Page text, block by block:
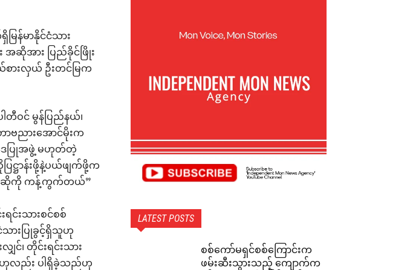
ြန်မာနိုင်ငံသား
ဆိုအား ပြည်ခိုင်ဖြိုး
ားလှယ် ဦးတင်မြက
ဝင် မွန်ပြည်နယ်၊
ဗညားအောင်မိုးက
ေပြုအဖွဲ့ မဟုတ်တဲ့
ဋ္ဌာန်းဖို့နဲ့ပယ်ဖျက်ဖို့က
အဆိုကို ကန့်ကွက်တယ်”
င်းသားစင်စစ်
သားပြုခွင့်ရှိသူဟု
င်၊ တိုင်းရင်းသား
ဟုလည်း ပါရှိခဲ့သည်ဟု
LATEST POSTS
စစ်ကော်မရှင်စစ်ကြောင်းက
ဖမ်းဆီးသွားသည့် ကျောက်က